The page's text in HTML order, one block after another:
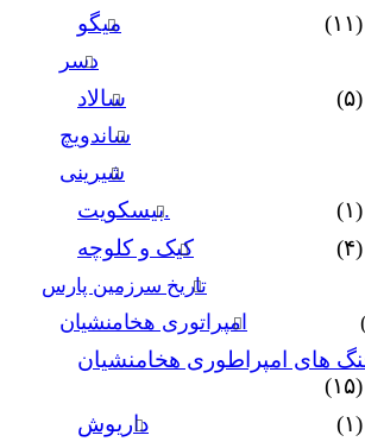
میگو (۱۱)
دسر
سالاد (۵)
ساندویچ
شیرینی
.بیسکویت
(۱)
کیک و کلوچه
(۴)
تاریخ سرزمین پارس
امپراتوری هخامنشیان
های امپراطوری هخامنشیان
(۱۵)
داریوش
(۱)